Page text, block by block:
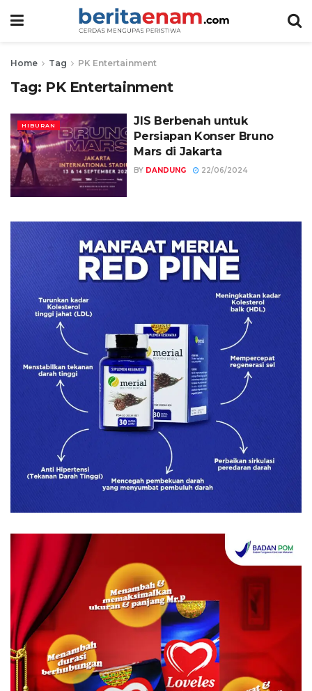
Home Tag PK Entertainment
Tag: PK Entertainment
HIBURAN
JIS Berbenah untuk
Persiapan Konser Bruno
Mars di Jakarta
BY DANDUNG 22/06/2024